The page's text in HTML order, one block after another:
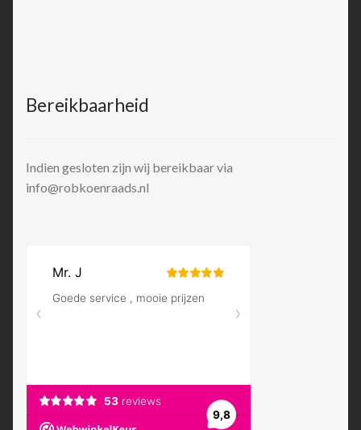
Bereikbaarheid
Indien gesloten zijn wij bereikbaar via
info@robkoenraads.nl